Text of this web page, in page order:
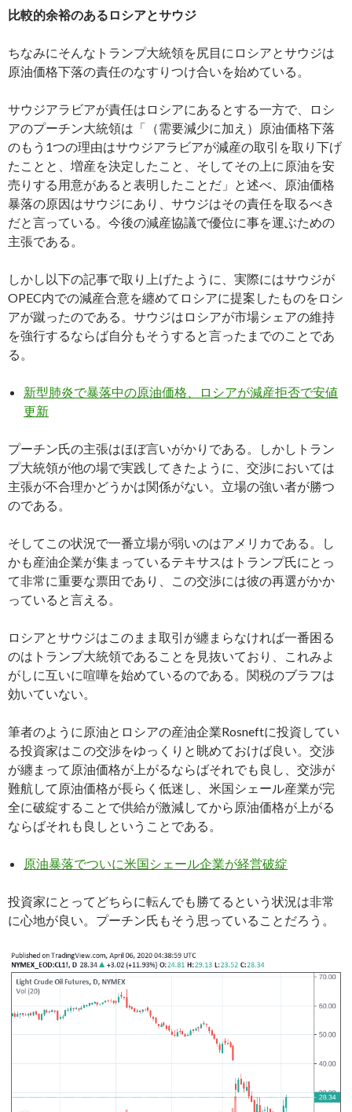
比較的余裕のあるロシアとサウジ
ちなみにそんなトランプ大統領を尻目にロシアとサウジは
原油価格下落の責任のなすりつけ合いを始めている。
サウジアラビアが責任はロシアにあるとする一方で、ロシ
アのプーチン大統領は「（需要減少に加え）原油価格下落
のもう1つの理由はサウジアラビアが減産の取引を取り下げ
たことと、増産を決定したこと、そしてその上に原油を安
売りする用意があると表明したことだ」と述べ、原油価格
暴落の原因はサウジにあり、サウジはその責任を取るべき
だと言っている。今後の減産協議で優位に事を運ぶための
主張である。
しかし以下の記事で取り上げたように、実際にはサウジが
OPEC内での減産合意を纏めてロシアに提案したものをロシ
アが蹴ったのである。サウジはロシアが市場シェアの維持
を強行するならば自分もそうすると言ったまでのことであ
る。
新型肺炎で暴落中の原油価格、ロシアが減産拒否で安値
更新
プーチン氏の主張はほぼ言いがかりである。しかしトラン
プ大統領が他の場で実践してきたように、交渉においては
主張が不合理かどうかは関係がない。立場の強い者が勝つ
のである。
そしてこの状況で一番立場が弱いのはアメリカである。し
かも産油企業が集まっているテキサスはトランプ氏にとっ
て非常に重要な票田であり、この交渉には彼の再選がかか
っていると言える。
ロシアとサウジはこのまま取引が纏まらなければ一番困る
のはトランプ大統領であることを見抜いており、これみよ
がしに互いに喧嘩を始めているのである。関税のブラフは
効いていない。
筆者のように原油とロシアの産油企業Rosneftに投資してい
る投資家はこの交渉をゆっくりと眺めておけば良い。交渉
が纏まって原油価格が上がるならばそれでも良し、交渉が
難航して原油価格が長らく低迷し、米国シェール産業が完
全に破綻することで供給が激減してから原油価格が上がる
ならばそれも良しということである。
原油暴落でついに米国シェール企業が経営破綻
投資家にとってどちらに転んでも勝てるという状況は非常
に心地が良い。プーチン氏もそう思っていることだろう。